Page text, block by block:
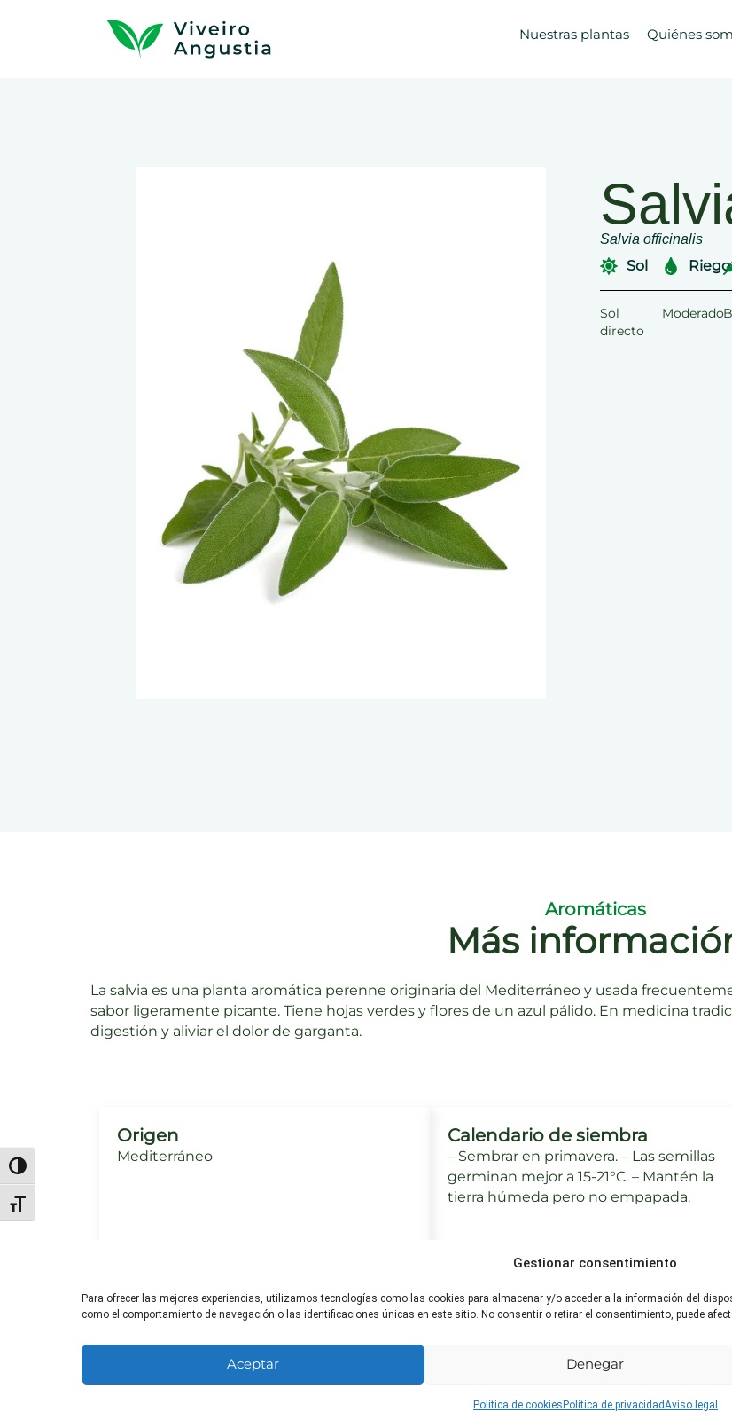
Gestionar consentimiento
Para ofrecer las mejores experiencias, utilizamos tecnologías como las cookies para almacenar y/o acceder a la información del
como el comportamiento de navegación o las identificaciones únicas en este sitio. No consentir o retirar el consentimiento, puede
Aceptar Denegar
Política de cookiesPolítica de privacidadAviso legal
Alternar alto contraste
Alternar tamaño de letra
Nuestras plantas Quiénes
Salvia officinalis
Sol
Sol
directo
Riego
Moderado
Aromáticas
Más
La salvia es una planta aromática perenne originaria del Mediterráneo y usada
sabor ligeramente picante. Tiene hojas verdes y flores de un azul pálido. En medicina
digestión y aliviar el dolor de garganta.
Origen
Mediterráneo
Calendario de siembra
– Sembrar en primavera. – Las semillas
germinan mejor a 15-21°C. – Mantén la
tierra húmeda pero no empapada.
Necesidades de sol
Puede tolerar la sombra parcial, pero
prefiere el sol pleno para un mejor
crecimiento y producción de aceites
esenciales.
Riego ideal
Asegúrate de no regar en exceso para
ser menos frecuente en invierno.